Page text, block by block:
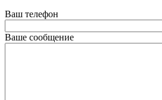
Ваш телефон
Ваше сообщение